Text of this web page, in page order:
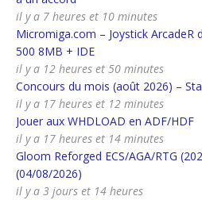
il y a 7 heures et 10 minutes
Micromiga.com – Joystick
500 8MB + IDE
il y a 12 heures et 50 minutes
Concours du mois (août 2026) –
il y a 17 heures et 12 minutes
Jouer aux WHDLOAD en ADF/HDF
il y a 17 heures et 14 minutes
Gloom Reforged ECS/AGA/RTG
(04/08/2026)
il y a 3 jours et 14 heures